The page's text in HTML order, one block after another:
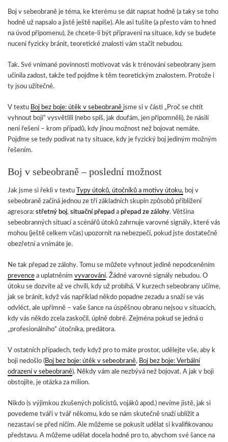
Boj v sebeobraně je téma, ke kterému se dát napsat hodně (a taky se toho
hodně už napsalo a jistě ještě napíše). Ale asi tušíte (a přesto vám to hned
na úvod připomenu), že chcete-li být připraveni na situace, kdy se budete
nuceni fyzicky bránit, teoretické znalosti vám stačit nebudou.
Tak. Své vnímané povinnosti motivovat vás k trénování sebeobrany jsem
učinila zadost, takže teď pojďme k těm teoretickým znalostem. Protože i
ty jsou užitečné.
V textu Boj bez boje: útěk v sebeobraně jsme si v části „Proč se chtít
vyhnout boji“ vysvětlili (nebo spíš, jak doufám, jen připomněli), že násilí
není řešení – krom případů, kdy jinou možnost než bojovat nemáte.
Pojďme se tedy podívat na ty situace, kdy je fyzický boj jediným možným
řešením.
Boj v sebeobraně – poslední možnost
Jak jsme si řekli v textu Typy útoků, útočníků a motivy útoku, boj v
sebeobraně začíná jednou ze tří základních skupin způsobů přiblížení
agresora: střetný boj, situační přepad a přepad ze zálohy. Většina
sebeobranných situací a scénářů útoků zahrnuje varovné signály, které vás
mohou (ještě celkem včas) upozornit na nebezpečí, pokud jste dostatečně
obezřetní a vnímáte je.
Ne tak přepad ze zálohy. Tomu se můžete vyhnout jedině nepodceněním
prevence a uplatněním vyvarování. Žádné varovné signály nebudou. O
útoku se dozvíte až ve chvíli, kdy už probíhá. V kurzech sebeobrany učíme,
jak se bránit, když vás například někdo popadne zezadu a snaží se vás
odvléct, ale upřímně – vaše šance na úspěšnou obranu nejsou v situacích,
kdy vás někdo zcela zaskočil, úplně dobré. Zejména pokud se jedná o
„profesionálního“ útočníka, predátora.
V ostatních případech, tedy když pro to máte prostor, udělejte vše, aby k
boji nedošlo (Boj bez boje: útěk v sebeobraně, Boj bez boje: Verbální
odrazení v sebeobraně). Někdy vám ale nezbývá než bojovat. A jak v boji
obstojíte, je otázka za milion.
Nikdo (s výjimkou zkušených policistů, vojáků apod.) nevíme jistě, jak si
povedeme tváří v tvář někomu, kdo se nám skutečně snaží ublížit a
nezastaví se před ničím. Ale můžeme se pokusit udělat si kvalifikovanou
představu. A můžeme udělat docela hodně pro to, abychom své šance na